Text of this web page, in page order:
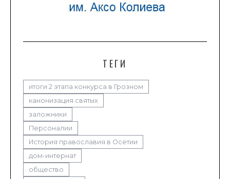
ТЕГИ
итоги 2 этапа конкурса в Грозном
канонизация святых
заложники
Персоналии
История православия в Осетии
дом-интернат
общество